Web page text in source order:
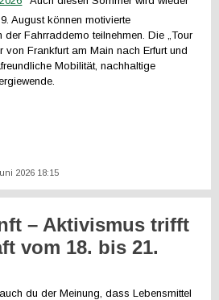
August können motivierte
der Fahrraddemo teilnehmen. Die „Tour
von Frankfurt am Main nach Erfurt und
Mobilität, nachhaltige
2026 18:15
– Aktivismus trifft
vom 18. bis 21.
du der Meinung, dass Lebensmittel